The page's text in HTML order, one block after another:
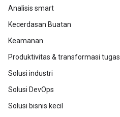
Analisis smart
Kecerdasan Buatan
Keamanan
Produktivitas & transformasi tugas
Solusi industri
Solusi DevOps
Solusi bisnis kecil